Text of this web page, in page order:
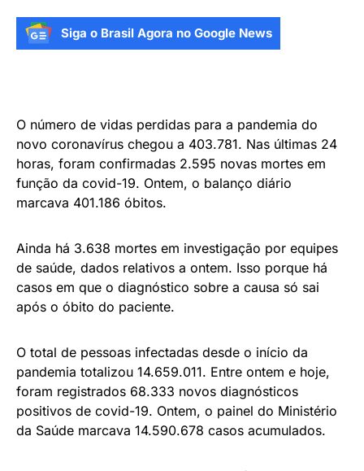
Siga o Brasil Agora no Google News
O número de vidas perdidas para a pandemia do
novo coronavírus chegou a 403.781. Nas últimas 24
horas, foram confirmadas 2.595 novas mortes em
função da covid-19. Ontem, o balanço diário
marcava 401.186 óbitos.
Ainda há 3.638 mortes em investigação por equipes
de saúde, dados relativos a ontem. Isso porque há
casos em que o diagnóstico sobre a causa só sai
após o óbito do paciente.
O total de pessoas infectadas desde o início da
pandemia totalizou 14.659.011. Entre ontem e hoje,
foram registrados 68.333 novos diagnósticos
positivos de covid-19. Ontem, o painel do Ministério
da Saúde marcava 14.590.678 casos acumulados.